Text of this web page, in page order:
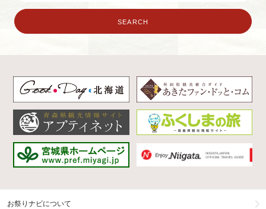
お祭りナビについて